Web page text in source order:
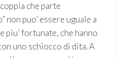
coppia che parte
non puo’ essere uguale a
piu’ fortunate, che hanno
uno schiocco di dita. A